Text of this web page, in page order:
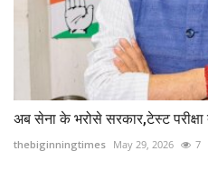
अब सेना के भरोसे सरकार,टेस्ट परीक्षा
thebiginningtimes May 29, 2026 7